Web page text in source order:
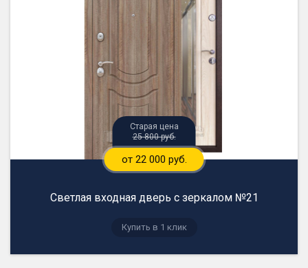
25 800 руб.
от 22 000 руб.
Светлая входная дверь с зеркалом №21